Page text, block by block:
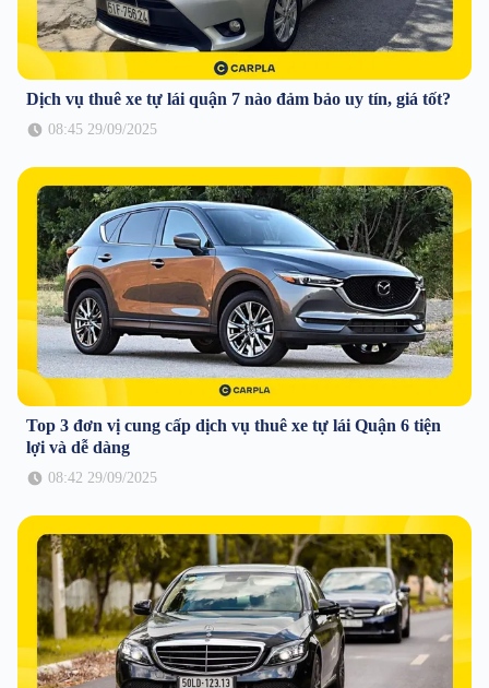
Dịch vụ thuê xe tự lái quận 7 nào đảm bảo uy tín, giá tốt?
08:45 29/09/2025
Top 3 đơn vị cung cấp dịch vụ thuê xe tự lái Quận 6 tiện
lợi và dễ dàng
08:42 29/09/2025